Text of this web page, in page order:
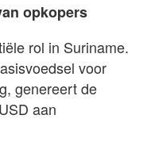
opkopers
rol in Suriname.
voor
genereert de
aan